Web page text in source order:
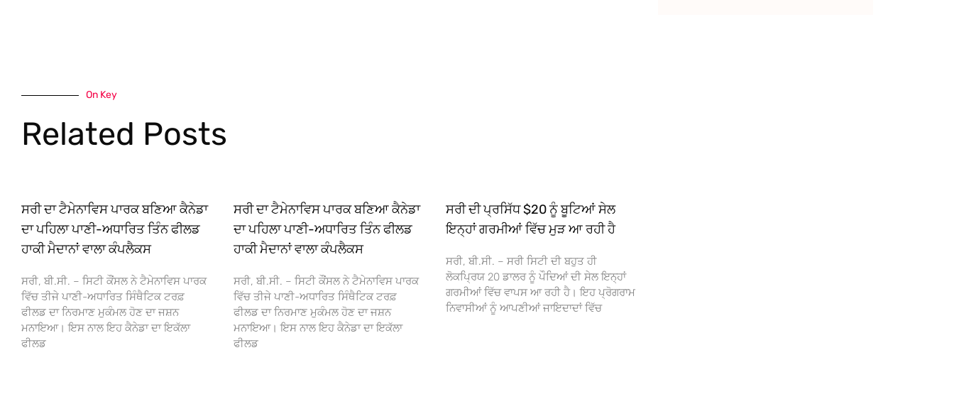
On Key
Related Posts
ਸਰੀ ਦਾ ਟੈਮੇਨਾਵਿਸ ਪਾਰਕ ਬਣਿਆ ਕੈਨੇਡਾ
ਦਾ ਪਹਿਲਾ ਪਾਣੀ-ਅਧਾਰਿਤ ਤਿੰਨ ਫੀਲਡ
ਹਾਕੀ ਮੈਦਾਨਾਂ ਵਾਲਾ ਕੰਪਲੈਕਸ
ਸਰੀ, ਬੀ.ਸੀ. – ਸਿਟੀ ਕੌਂਸਲ ਨੇ ਟੈਮੇਨਾਵਿਸ ਪਾਰਕ
ਵਿੱਚ ਤੀਜੇ ਪਾਣੀ-ਅਧਾਰਿਤ ਸਿੰਥੈਟਿਕ ਟਰਫ਼
ਫੀਲਡ ਦਾ ਨਿਰਮਾਣ ਮੁਕੰਮਲ ਹੋਣ ਦਾ ਜਸ਼ਨ
ਮਨਾਇਆ। ਇਸ ਨਾਲ ਇਹ ਕੈਨੇਡਾ ਦਾ ਇਕੱਲਾ
ਫੀਲਡ
ਸਰੀ ਦਾ ਟੈਮੇਨਾਵਿਸ ਪਾਰਕ ਬਣਿਆ ਕੈਨੇਡਾ
ਦਾ ਪਹਿਲਾ ਪਾਣੀ-ਅਧਾਰਿਤ ਤਿੰਨ ਫੀਲਡ
ਹਾਕੀ ਮੈਦਾਨਾਂ ਵਾਲਾ ਕੰਪਲੈਕਸ
ਸਰੀ, ਬੀ.ਸੀ. – ਸਿਟੀ ਕੌਂਸਲ ਨੇ ਟੈਮੇਨਾਵਿਸ ਪਾਰਕ
ਵਿੱਚ ਤੀਜੇ ਪਾਣੀ-ਅਧਾਰਿਤ ਸਿੰਥੈਟਿਕ ਟਰਫ਼
ਫੀਲਡ ਦਾ ਨਿਰਮਾਣ ਮੁਕੰਮਲ ਹੋਣ ਦਾ ਜਸ਼ਨ
ਮਨਾਇਆ। ਇਸ ਨਾਲ ਇਹ ਕੈਨੇਡਾ ਦਾ ਇਕੱਲਾ
ਫੀਲਡ
ਸਰੀ ਦੀ ਪ੍ਰਸਿੱਧ $20 ਨੂੰ ਬੂਟਿਆਂ ਸੇਲ
ਇਨ੍ਹਾਂ ਗਰਮੀਆਂ ਵਿੱਚ ਮੁੜ ਆ ਰਹੀ ਹੈ
ਸਰੀ, ਬੀ.ਸੀ. – ਸਰੀ ਸਿਟੀ ਦੀ ਬਹੁਤ ਹੀ
ਲੋਕਪ੍ਰਿਯ 20 ਡਾਲਰ ਨੂੰ ਪੌਦਿਆਂ ਦੀ ਸੇਲ ਇਨ੍ਹਾਂ
ਗਰਮੀਆਂ ਵਿੱਚ ਵਾਪਸ ਆ ਰਹੀ ਹੈ। ਇਹ ਪ੍ਰੋਗਰਾਮ
ਨਿਵਾਸੀਆਂ ਨੂੰ ਆਪਣੀਆਂ ਜਾਇਦਾਦਾਂ ਵਿੱਚ